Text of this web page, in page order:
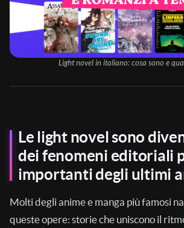
Light novel in italiano: cosa sono e
Le light novel sono
dei fenomeni editoriali
importanti degli ultimi
Molti degli anime e manga più famosi
queste opere: storie che uniscono il